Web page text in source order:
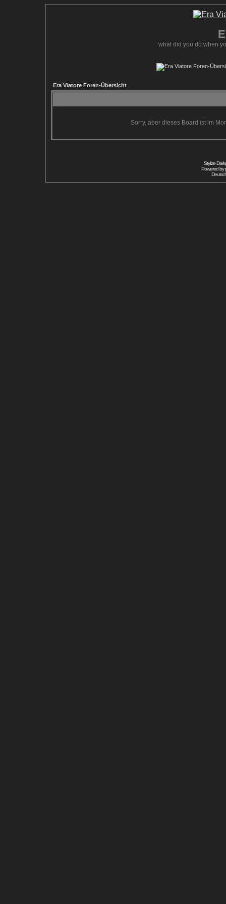
what did you do when
Era Viatore Foren-Übersicht
Sorry, aber dieses Board ist im
Stylize
Powered by